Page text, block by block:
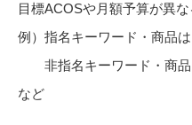
目標ACOSや月額予算が異な
例）指名キーワード・商品
非指名キーワード・商品
など